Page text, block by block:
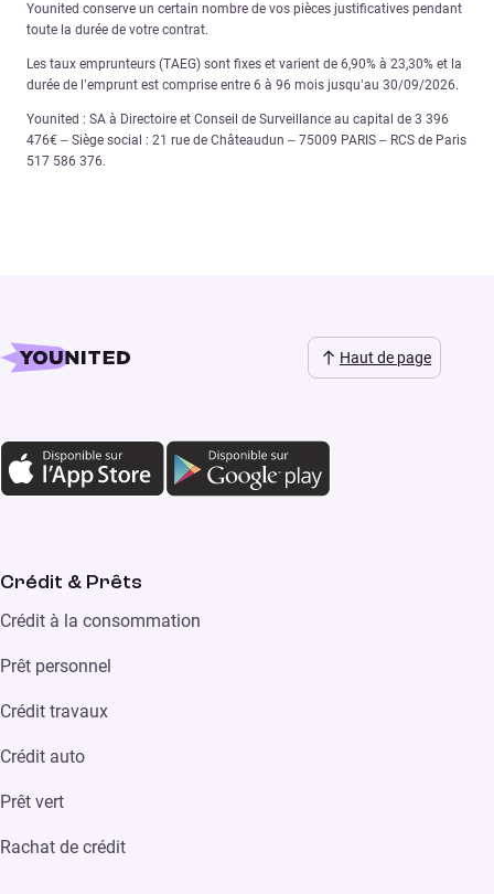
Younited conserve un certain nombre de vos pièces justificatives pendant
toute la durée de votre contrat.
Les taux emprunteurs (TAEG) sont fixes et varient de 6,90% à 23,30% et la
durée de l’emprunt est comprise entre 6 à 96 mois jusqu’au 30/09/2026.
Younited : SA à Directoire et Conseil de Surveillance au capital de 3 396
476€ – Siège social : 21 rue de Châteaudun – 75009 PARIS – RCS de Paris
517 586 376.
Haut de page
Crédit & Prêts
Crédit à la consommation
Prêt personnel
Crédit travaux
Crédit auto
Prêt vert
Rachat de crédit